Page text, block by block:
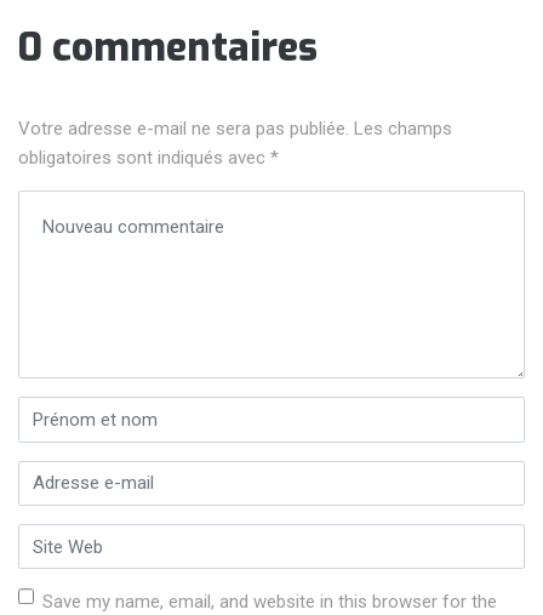
0 commentaires
Votre adresse e-mail ne sera pas publiée. Les champs
obligatoires sont indiqués avec *
Prénom et nom
Adresse e-mail*
Site Web
Save my name, email, and website in this browser for the